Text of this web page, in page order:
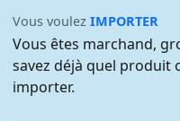
Vous voulezIMPORTER
Vous êtes marchand,
savez déjà quel produit
importer.